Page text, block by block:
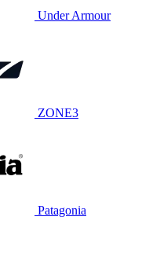
Under Armour
ZONE3
Patagonia